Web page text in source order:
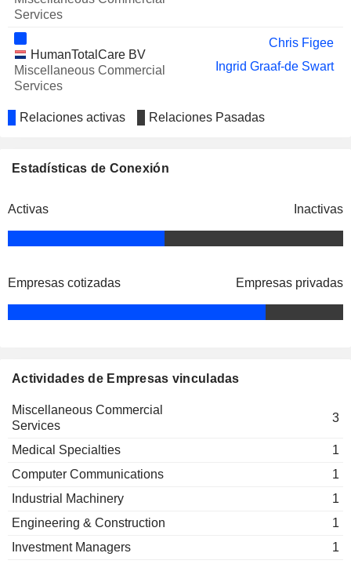
Services
HumanTotalCare BV
Miscellaneous Commercial
Services
Chris Figee
Ingrid Graaf-de Swart
Relaciones activas Relaciones Pasadas
Estadísticas de Conexión
Activas Inactivas
Empresas cotizadas Empresas privadas
Actividades de Empresas vinculadas
Miscellaneous Commercial
Services
3
Medical Specialties
1
Computer Communications
1
Industrial Machinery
1
Engineering & Construction
1
Investment Managers
1